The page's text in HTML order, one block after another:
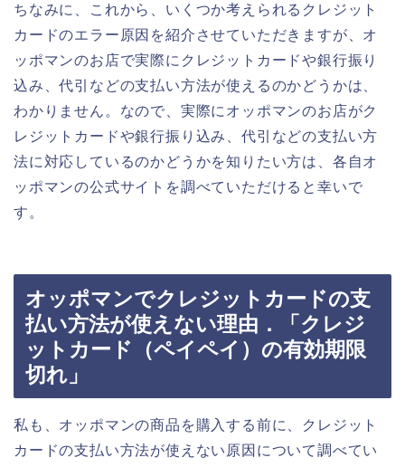
ちなみに、これから、いくつか考えられるクレジット
カードのエラー原因を紹介させていただきますが、オ
ッポマンのお店で実際にクレジットカードや銀行振り
込み、代引などの支払い方法が使えるのかどうかは、
わかりません。なので、実際にオッポマンのお店がク
レジットカードや銀行振り込み、代引などの支払い方
法に対応しているのかどうかを知りたい方は、各自オ
ッポマンの公式サイトを調べていただけると幸いで
す。
オッポマンでクレジットカードの支
払い方法が使えない理由．「クレジ
ットカード（ペイペイ）の有効期限
切れ」
私も、オッポマンの商品を購入する前に、クレジット
カードの支払い方法が使えない原因について調べてい